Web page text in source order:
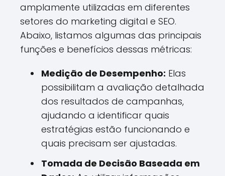
amplamente utilizadas em diferentes
setores do marketing digital e SEO.
Abaixo, listamos algumas das principais
funções e benefícios dessas métricas:
Medição de Desempenho: Elas
possibilitam a avaliação detalhada
dos resultados de campanhas,
ajudando a identificar quais
estratégias estão funcionando e
quais precisam ser ajustadas.
Tomada de Decisão Baseada em